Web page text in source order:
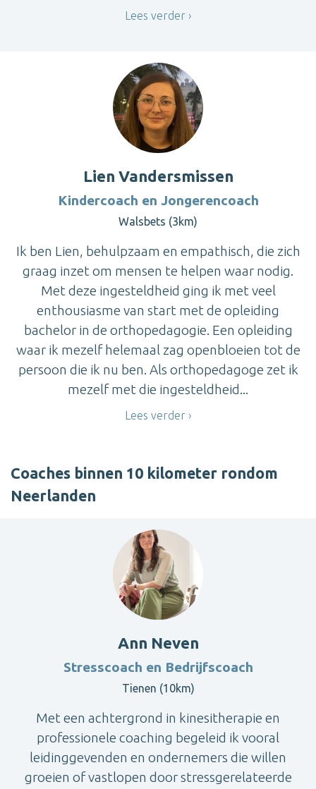
Lees verder
Lien Vandersmissen
Kindercoach en Jongerencoach
Walsbets (3km)
Ik ben Lien, behulpzaam en empathisch, die zich
graag inzet om mensen te helpen waar nodig.
Met deze ingesteldheid ging ik met veel
enthousiasme van start met de opleiding
bachelor in de orthopedagogie. Een opleiding
waar ik mezelf helemaal zag openbloeien tot de
persoon die ik nu ben. Als orthopedagoge zet ik
mezelf met die ingesteldheid...
Lees verder
Coaches binnen 10 kilometer rondom
Neerlanden
Ann Neven
Stresscoach en Bedrijfscoach
Tienen (10km)
Met een achtergrond in kinesitherapie en
professionele coaching begeleid ik vooral
leidinggevenden en ondernemers die willen
groeien of vastlopen door stressgerelateerde